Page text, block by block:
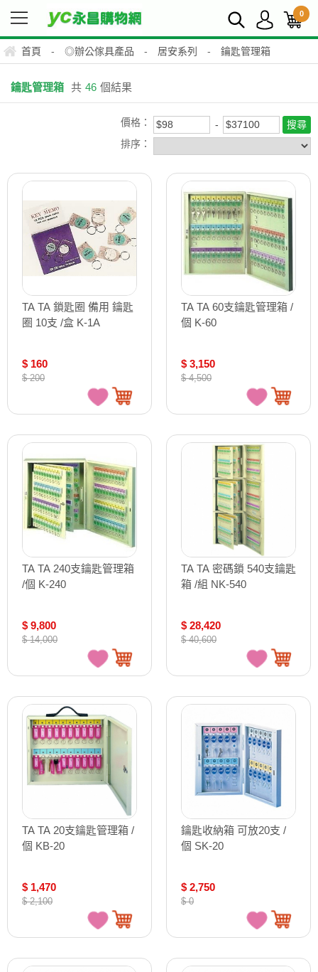
0
首頁 - ◎辦公傢具產品 - 居安系列 - 鑰匙管理箱
鑰匙管理箱 共 46 個結果
價格：
排序：
TA TA 鎖匙圈 備用 鑰匙
圈 10支 /盒 K-1A
$ 160
$ 200
TA TA 60支鑰匙管理箱 /
個 K-60
$ 3,150
$ 4,500
TA TA 240支鑰匙管理箱
/個 K-240
$ 9,800
$ 14,000
TA TA 密碼鎖 540支鑰匙
箱 /組 NK-540
$ 28,420
$ 40,600
TA TA 20支鑰匙管理箱 /
個 KB-20
$ 1,470
$ 2,100
鑰匙收納箱 可放20支 /
個 SK-20
$ 2,750
$ 0